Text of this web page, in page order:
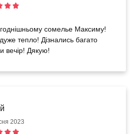
сомелье Максиму!
тепло! Дізнались багато
вечір! Дякую!
2023